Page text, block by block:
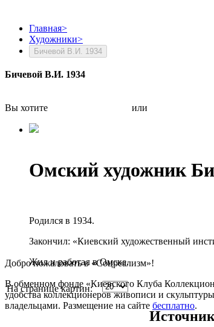
Главная>
Художники>
Бичевой В.И. 1934
Бичевой В.И. 1934
Вы хотите или
Омский художник
Родился в 1934.
Закончил: «Киевский художественный
Жил и работал в Омске.
На странице картин:
Добро пожаловать в «Соцреализм»!
В обменном фонде «Киевского Клуба
удобства коллекционеров живописи и
владельцами. Размещение на сайте бесплатно.